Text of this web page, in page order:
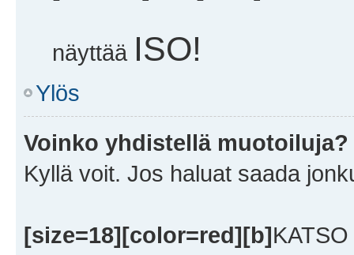
näyttää ISO!
Ylös
Voinko yhdistellä muotoiluja?
Kyllä voit. Jos haluat saada
[size=18][color=red][b]